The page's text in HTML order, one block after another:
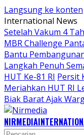
Langsung ke konten
International News
Setelah Vakum 4
MBR Challenge
Bantu
Langkah Penuh
HUT Ke-81 RI Persit
Meriahkan HUT RI
Biak Barat Ajak
NIRMEDIA